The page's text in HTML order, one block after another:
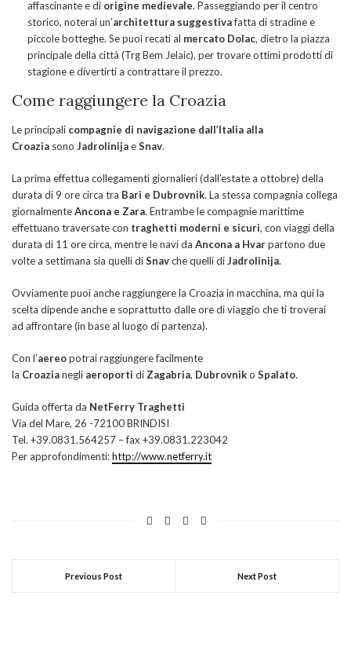
affascinante e di origine medievale. Passeggiando per il centro
storico, noterai un’architettura suggestivafatta di stradine e
piccole botteghe. Se puoi recati al mercato Dolac, dietro la piazza
principale della città (Trg Bem Jelaic), per trovare ottimi prodotti di
stagione e divertirti a contrattare il prezzo.
Come raggiungere la Croazia
Le principali compagnie di navigazione dall’Italia alla
Croazia sono JadrolinijaeSnav.
La prima effettua collegamenti giornalieri (dall’estate a ottobre) della
durata di 9 ore circa tra Bari e Dubrovnik. La stessa compagnia collega
giornalmenteAncona e Zara. Entrambe le compagnie marittime
effettuano traversate con traghetti moderni e sicuri, con viaggi della
durata di 11 ore circa, mentre le navi da Ancona a Hvarpartono due
volte a settimana sia quelli diSnavche quelli diJadrolinija.
Ovviamente puoi anche raggiungere la Croazia in macchina, ma qui la
scelta dipende anche e soprattutto dalle ore di viaggio che ti troverai
ad affrontare (in base al luogo di partenza).
Con l’aereopotrai raggiungere facilmente
la Croazianegli aeroporti diZagabria, Dubrovniko Spalato.
Guida offerta da NetFerry Traghetti
Via del Mare, 26 -72100 BRINDISI
Tel. +39.0831.564257 – fax +39.0831.223042
Per approfondimenti:http://www.netferry.it
Previous Post Next Post